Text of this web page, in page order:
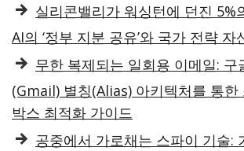
실리콘밸리가 워싱턴에 던진 5%
AI의 ‘정부 지분 공유’와 국가 전략 자
무한 복제되는 일회용 이메일: 구
(Gmail) 별칭(Alias) 아키텍처를 통한
박스 최적화 가이드
공중에서 가로채는 스파이 기술: